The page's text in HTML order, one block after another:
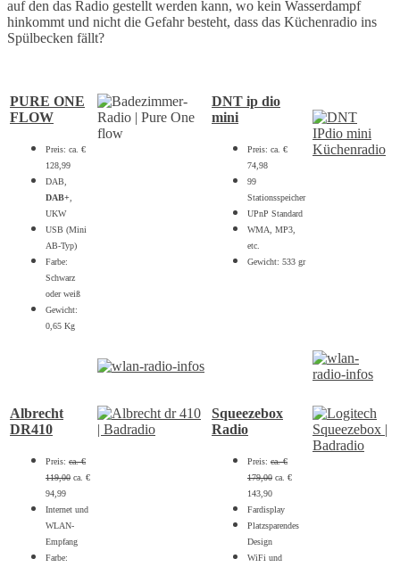
auf den das Radio gestellt werden kann, wo kein Wasserdampf
hinkommt und nicht die Gefahr besteht, dass das Küchenradio ins
Spülbecken fällt?
PURE ONE
FLOW
Preis: ca. €
128,99
DAB,
DAB+
UKW
USB (Mini
AB-Typ)
Farbe:
Schwarz
oder weiß
Gewicht:
0,65 Kg
DNT ip dio
mini
Preis: ca. €
74,98
99
Stationsspeicher
UPnP Standard
WMA, MP3,
etc.
Gewicht: 533 gr
Albrecht
DR410
Preis: ca. €
119,00 ca. €
94,99
Internet und
WLAN-
Empfang
Farbe:
Squeezebox
Radio
Preis: ca. €
179,00 ca. €
143,90
Fardisplay
Platzsparendes
Design
WiFi und